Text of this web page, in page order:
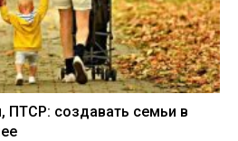
ПТСР: создавать семьи в